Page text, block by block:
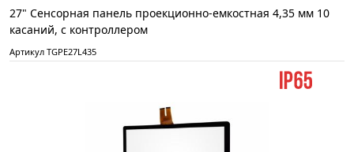
27" Сенсорная панель проекционно-емкостная 4,35 мм 10
касаний, с контроллером
Артикул TGPE27L435